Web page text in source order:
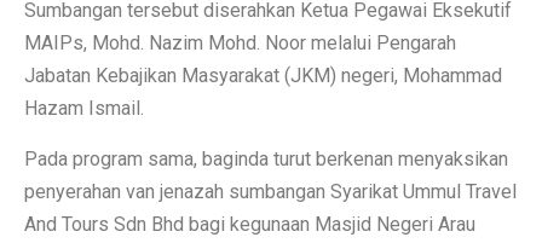
Sumbangan tersebut diserahkan Ketua Pegawai Eksekutif
MAIPs, Mohd. Nazim Mohd. Noor melalui Pengarah
Jabatan Kebajikan Masyarakat (JKM) negeri, Mohammad
Hazam Ismail.
Pada program sama, baginda turut berkenan menyaksikan
penyerahan van jenazah sumbangan Syarikat Ummul Travel
And Tours Sdn Bhd bagi kegunaan Masjid Negeri Arau